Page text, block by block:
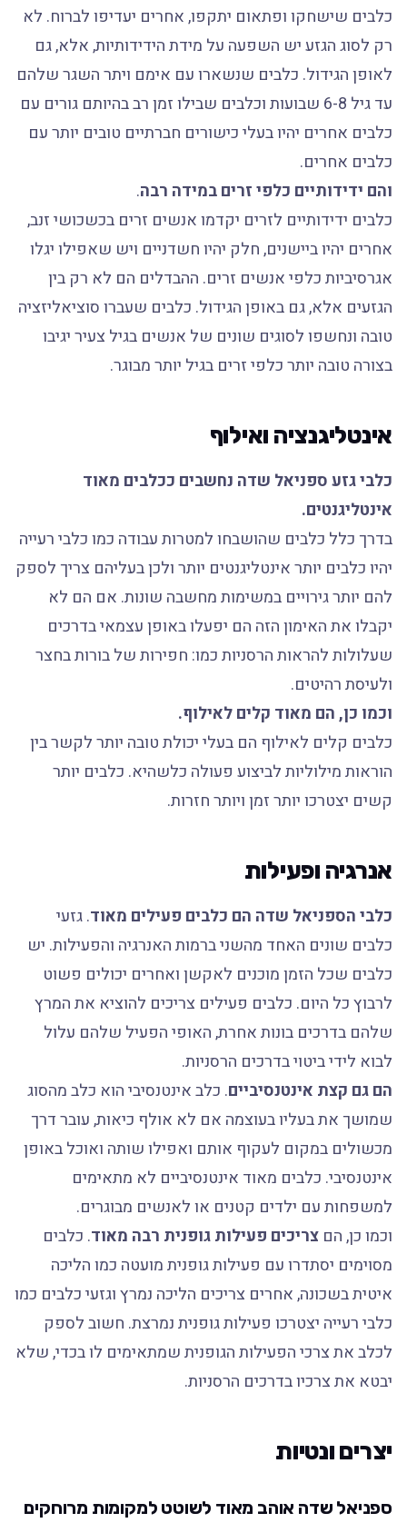
כלבים שישחקו ופתאום יתקפו, אחרים יעדיפו לברוח. לא
רק לסוג הגזע יש השפעה על מידת הידידותיות, אלא, גם
לאופן הגידול. כלבים שנשארו עם אימם ויתר השגר שלהם
עד גיל 6-8 שבועות וכלבים שבילו זמן רב בהיותם גורים עם
כלבים אחרים יהיו בעלי כישורים חברתיים טובים יותר עם
כלבים אחרים.
והם ידידותיים כלפי זרים במידה רבה.
כלבים ידידותיים לזרים יקדמו אנשים זרים בכשכושי זנב,
אחרים יהיו ביישנים, חלק יהיו חשדניים ויש שאפילו יגלו
אגרסיביות כלפי אנשים זרים. ההבדלים הם לא רק בין
הגזעים אלא, גם באופן הגידול. כלבים שעברו סוציאליזציה
טובה ונחשפו לסוגים שונים של אנשים בגיל צעיר יגיבו
בצורה טובה יותר כלפי זרים בגיל יותר מבוגר.
אינטליגנציה ואילוף
כלבי גזע ספניאל שדה נחשבים ככלבים מאוד
אינטליגנטים.
בדרך כלל כלבים שהושבחו למטרות עבודה כמו כלבי רעייה
יהיו כלבים יותר אינטליגנטים יותר ולכן בעליהם צריך לספק
להם יותר גירויים במשימות מחשבה שונות. אם הם לא
יקבלו את האימון הזה הם יפעלו באופן עצמאי בדרכים
שעלולות להראות הרסניות כמו: חפירות של בורות בחצר
ולעיסת רהיטים.
וכמו כן, הם מאוד קלים לאילוף.
כלבים קלים לאילוף הם בעלי יכולת טובה יותר לקשר בין
הוראות מילוליות לביצוע פעולה כלשהיא. כלבים יותר
קשים יצטרכו יותר זמן ויותר חזרות.
אנרגיה ופעילות
כלבי הספניאל שדה הם כלבים פעילים מאוד. גזעי
כלבים שונים האחד מהשני ברמות האנרגיה והפעילות. יש
כלבים שכל הזמן מוכנים לאקשן ואחרים יכולים פשוט
לרבוץ כל היום. כלבים פעילים צריכים להוציא את המרץ
שלהם בדרכים בונות אחרת, האופי הפעיל שלהם עלול
לבוא לידי ביטוי בדרכים הרסניות.
הם גם קצת אינטנסיביים. כלב אינטנסיבי הוא כלב מהסוג
שמושך את בעליו בעוצמה אם לא אולף כיאות, עובר דרך
מכשולים במקום לעקוף אותם ואפילו שותה ואוכל באופן
אינטנסיבי. כלבים מאוד אינטנסיביים לא מתאימים
למשפחות עם ילדים קטנים או לאנשים מבוגרים.
וכמו כן, הם צריכים פעילות גופנית רבה מאוד. כלבים
מסוימים יסתדרו עם פעילות גופנית מועטה כמו הליכה
איטית בשכונה, אחרים צריכים הליכה נמרץ וגזעי כלבים כמו
כלבי רעייה יצטרכו פעילות גופנית נמרצת. חשוב לספק
לכלב את צרכי הפעילות הגופנית שמתאימים לו בכדי, שלא
יבטא את צרכיו בדרכים הרסניות.
יצרים ונטיות
ספניאל שדה אוהב מאוד לשוטט למקומות מרוחקים